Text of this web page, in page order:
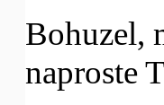
Bohuzel,
naproste